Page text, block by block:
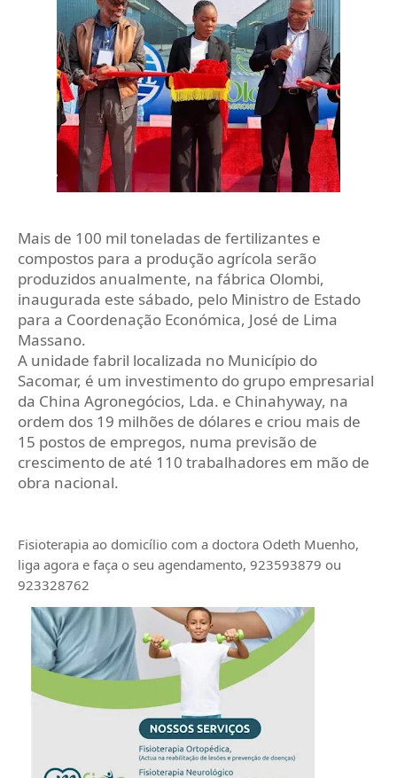
Mais de 100 mil toneladas de fertilizantes e
compostos para a produção agrícola serão
produzidos anualmente, na fábrica Olombi,
inaugurada este sábado, pelo Ministro de Estado
para a Coordenação Económica, José de Lima
Massano.
A unidade fabril localizada no Município do
Sacomar, é um investimento do grupo empresarial
da China Agronegócios, Lda. e Chinahyway, na
ordem dos 19 milhões de dólares e criou mais de
15 postos de empregos, numa previsão de
crescimento de até 110 trabalhadores em mão de
obra nacional.
Fisioterapia ao domicílio com a doctora Odeth Muenho,
liga agora e faça o seu agendamento, 923593879 ou
923328762